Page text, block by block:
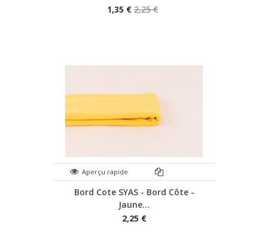
1,35 € 2,25 €
Aperçu rapide
Bord Cote SYAS - Bord Côte -
Jaune...
2,25 €